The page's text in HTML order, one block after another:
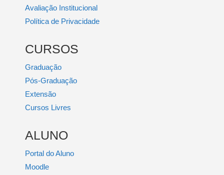
Avaliação Institucional
Política de Privacidade
CURSOS
Graduação
Pós-Graduação
Extensão
Cursos Livres
ALUNO
Portal do Aluno
Moodle